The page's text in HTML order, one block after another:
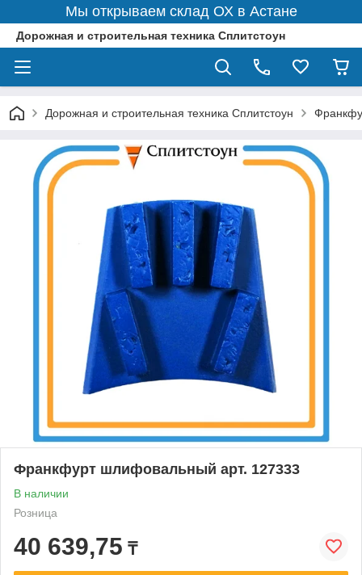
Мы открываем склад ОХ в Астане
Дорожная и строительная техника Сплитстоун
Дорожная и строительная техника Сплитстоун
Франкфурт шлифовальный арт. 127333
В наличии
Розница
40 639,75 ₸